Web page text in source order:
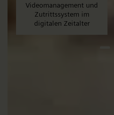
Videomanagement und
Zutrittssystem im
digitalen Zeitalter